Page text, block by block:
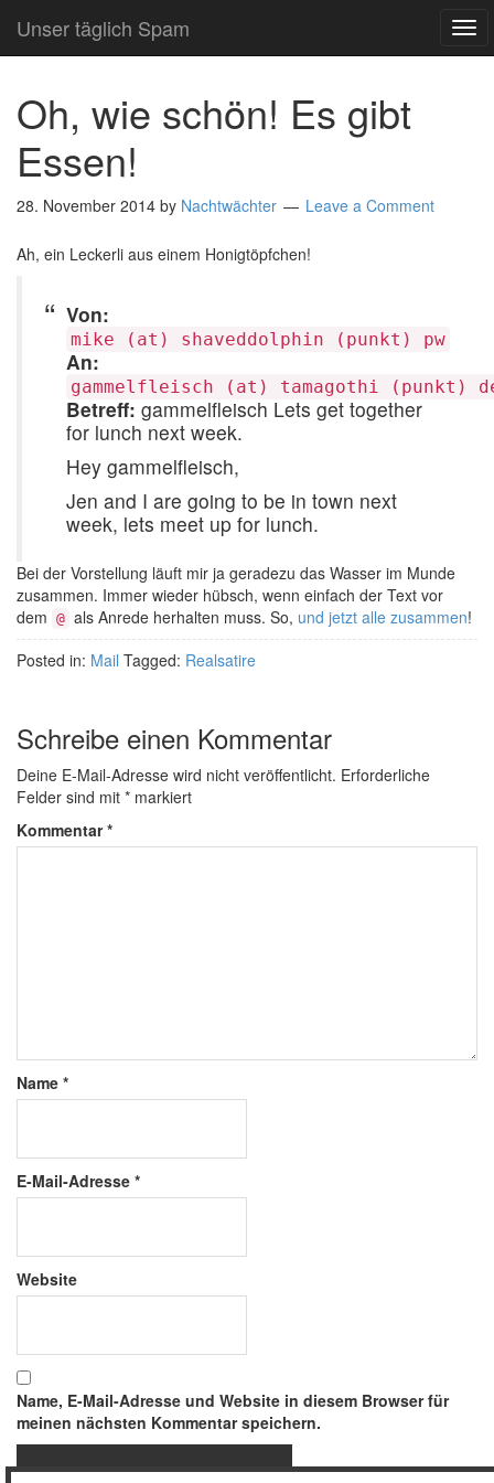
Unser täglich Spam
Oh, wie schön! Es gibt
Essen!
28. November 2014 by Nachtwächter Leave a Comment
Ah, ein Leckerli aus einem Honigtöpfchen!
Von:
mike (at) shaveddolphin (punkt) pw
An:
gammelfleisch (at) tamagothi (punkt)
Betreff: gammelfleisch Lets get together
for lunch next week.
Hey gammelfleisch,
Jen and I are going to be in town next
week, lets meet up for lunch.
Bei der Vorstellung läuft mir ja geradezu das Wasser im Munde
zusammen. Immer wieder hübsch, wenn einfach der Text vor
dem @ als Anrede herhalten muss. So, und jetzt alle zusammen!
Posted in: Mail Tagged: Realsatire
Schreibe einen Kommentar
Deine E-Mail-Adresse wird nicht veröffentlicht. Erforderliche
Felder sind mit * markiert
Kommentar*
Name *
E-Mail-Adresse *
Website
Name, E-Mail-Adresse und Website in diesem Browser für
meinen nächsten Kommentar speichern.